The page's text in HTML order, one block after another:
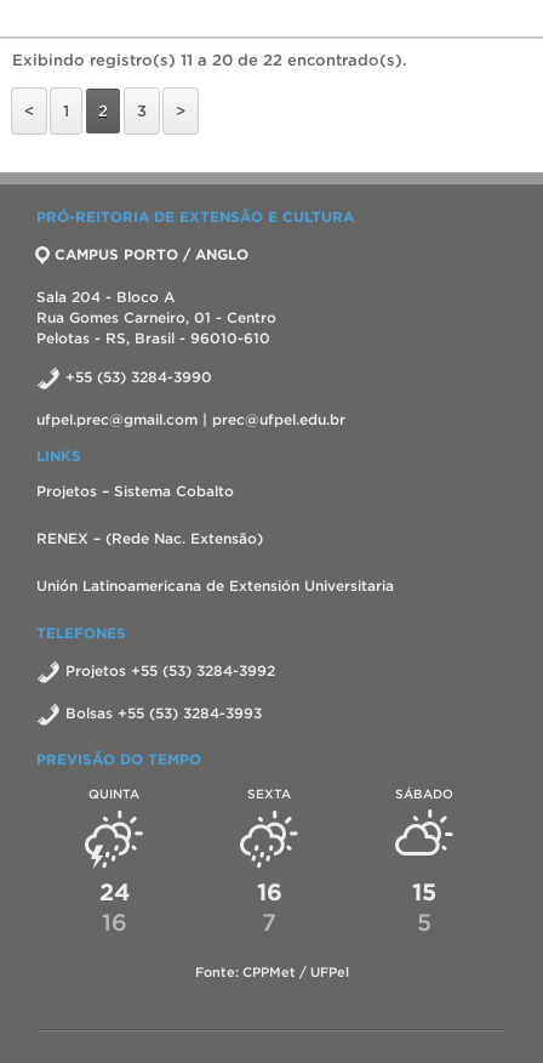
Exibindo registro(s) 11 a 20 de 22 encontrado(s).
< 1 2 3 >
PRÓ-REITORIA DE EXTENSÃO E CULTURA
CAMPUS PORTO / ANGLO
Sala 204 - Bloco A
Rua Gomes Carneiro, 01 - Centro
Pelotas - RS, Brasil - 96010-610
+55 (53) 3284-3990
ufpel.prec@gmail.com | prec@ufpel.edu.br
LINKS
Projetos – Sistema Cobalto
RENEX – (Rede Nac. Extensão)
Unión Latinoamericana de Extensión Universitaria
TELEFONES
Projetos +55 (53) 3284-3992
Bolsas +55 (53) 3284-3993
PREVISÃO DO TEMPO
QUINTA
24
16
SEXTA
16
7
SÁBADO
15
5
Fonte: CPPMet / UFPel